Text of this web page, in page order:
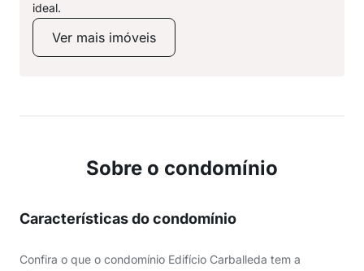
ideal.
Ver mais imóveis
Sobre o condomínio
Características do condomínio
Confira o que o condomínio Edifício Carballeda tem a